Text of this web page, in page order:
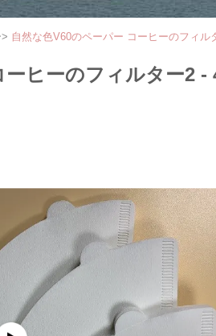
> 自然な色V60のペーパー コーヒーのフィ
ーヒーのフィルター2